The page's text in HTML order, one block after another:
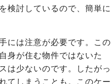
検討しているので、簡単に
には注意が必要です。この
身が住む物件ではないた
は少ないのです。したがっ
てしまうことも。このケー